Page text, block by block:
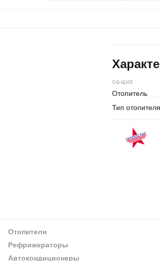
ОБЩИЕ
Отопитель
Тип отопителя
Отопители
Рефрижераторы
Автокондиционеры